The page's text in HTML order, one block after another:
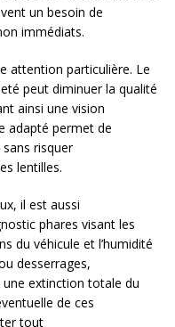
un besoin de
immédiats.
attention particulière. Le
peut diminuer la qualité
ainsi une vision
adapté permet de
risquer
lentilles.
il est aussi
phares visant les
du véhicule et l’humidité
desserrages,
extinction totale du
de ces
tout